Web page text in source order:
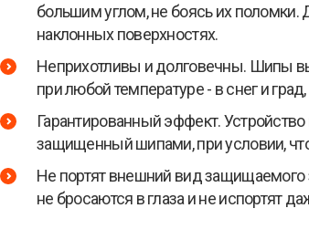
большим углом, не боясь их
наклонных поверхностях.
Неприхотливы и долговечны. Шипы
при любой температуре - в снег и
Гарантированный эффект. Устройство
защищенный шипами, при условии,
Не портят внешний вид
не бросаются в глаза и не испортят